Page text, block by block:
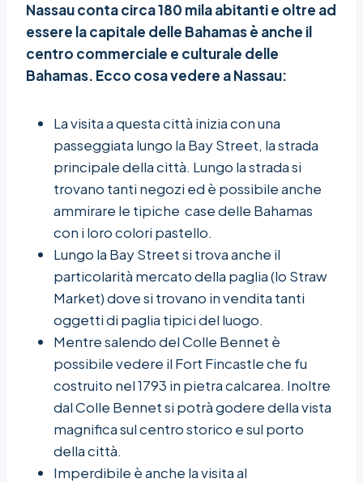
Nassau conta circa 180 mila abitanti e oltre ad
essere la capitale delle Bahamas è anche il
centro commerciale e culturale delle
Bahamas. Ecco cosa vedere a Nassau:
La visita a questa città inizia con una
passeggiata lungo la Bay Street, la strada
principale della città. Lungo la strada si
trovano tanti negozi ed è possibile anche
ammirare le tipiche case delle Bahamas
con i loro colori pastello.
Lungo la Bay Street si trova anche il
particolarità mercato della paglia (lo Straw
Market) dove si trovano in vendita tanti
oggetti di paglia tipici del luogo.
Mentre salendo del Colle Bennet è
possibile vedere il Fort Fincastle che fu
costruito nel 1793 in pietra calcarea. Inoltre
dal Colle Bennet si potrà godere della vista
magnifica sul centro storico e sul porto
della città.
Imperdibile è anche la visita al